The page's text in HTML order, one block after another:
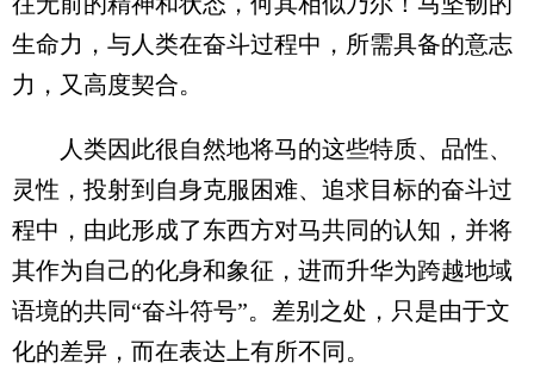
生命力，与人类在奋斗过程中，所需具备的意志
力，又高度契合。
人类因此很自然地将马的这些特质、品性、
灵性，投射到自身克服困难、追求目标的奋斗过
程中，由此形成了东西方对马共同的认知，并将
其作为自己的化身和象征，进而升华为跨越地域
语境的共同“奋斗符号”。差别之处，只是由于文
化的差异，而在表达上有所不同。